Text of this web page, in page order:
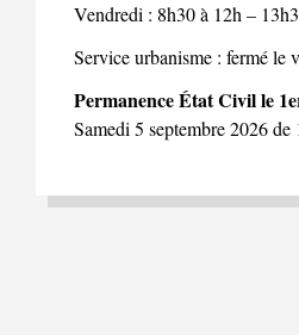
Vendredi : 8h30 à 12h –
Service urbanisme : fermé le
Permanence État Civil le
Samedi 5 septembre 2026 de